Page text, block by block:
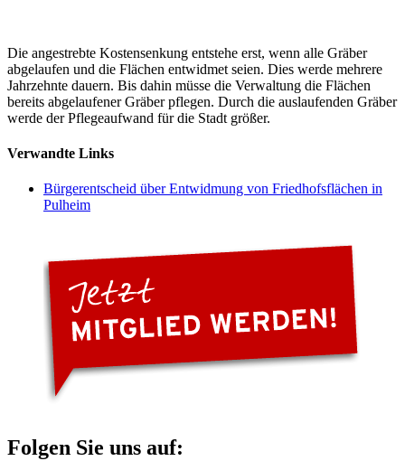
Die angestrebte Kostensenkung entstehe erst, wenn alle Gräber
abgelaufen und die Flächen entwidmet seien. Dies werde mehrere
Jahrzehnte dauern. Bis dahin müsse die Verwaltung die Flächen
bereits abgelaufener Gräber pflegen. Durch die auslaufenden Gräber
werde der Pflegeaufwand für die Stadt größer.
Verwandte Links
Bürgerentscheid über Entwidmung von Friedhofsflächen in
Pulheim
Folgen Sie uns auf: